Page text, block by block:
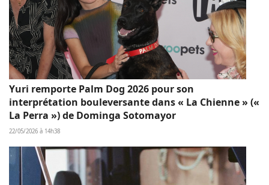
Yuri remporte Palm Dog 2026 pour son
interprétation bouleversante dans « La Chienne » («
La Perra ») de Dominga Sotomayor
22/05/2026 à 14h38